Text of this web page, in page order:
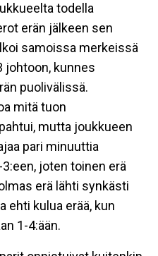
todella
erän jälkeen sen
samoissa merkeissä
johtoon, kunnes
puolivälissä.
mitä tuon
mutta joukkueen
pari minuuttia
joten toinen erä
erä lähti synkästi
ehti kulua erää, kun
1-4:ään.